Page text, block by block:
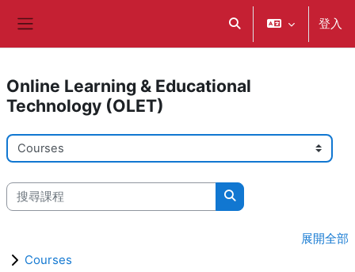
切換搜尋輸入框 登入
Online Learning & Educational
Technology (OLET)
課程類別
搜尋課程
搜尋課程
展開全部
Courses